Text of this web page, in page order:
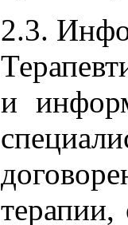
2.3.
и
терапии,